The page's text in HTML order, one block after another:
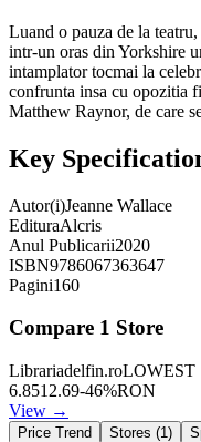
Luand o pauza de la
intr-un oras din Yorkshire
intamplator tocmai la
confrunta insa cu opozitia
Matthew Raynor, de care
Key
Autor(i)Jeanne Wallace
EdituraAlcris
Anul Publicarii2020
ISBN9786067363647
Pagini160
Compare 1 Store
Librariadelfin.roLOWEST
6.8512.69-46%RON
View →
Price Trend Stores (1 )